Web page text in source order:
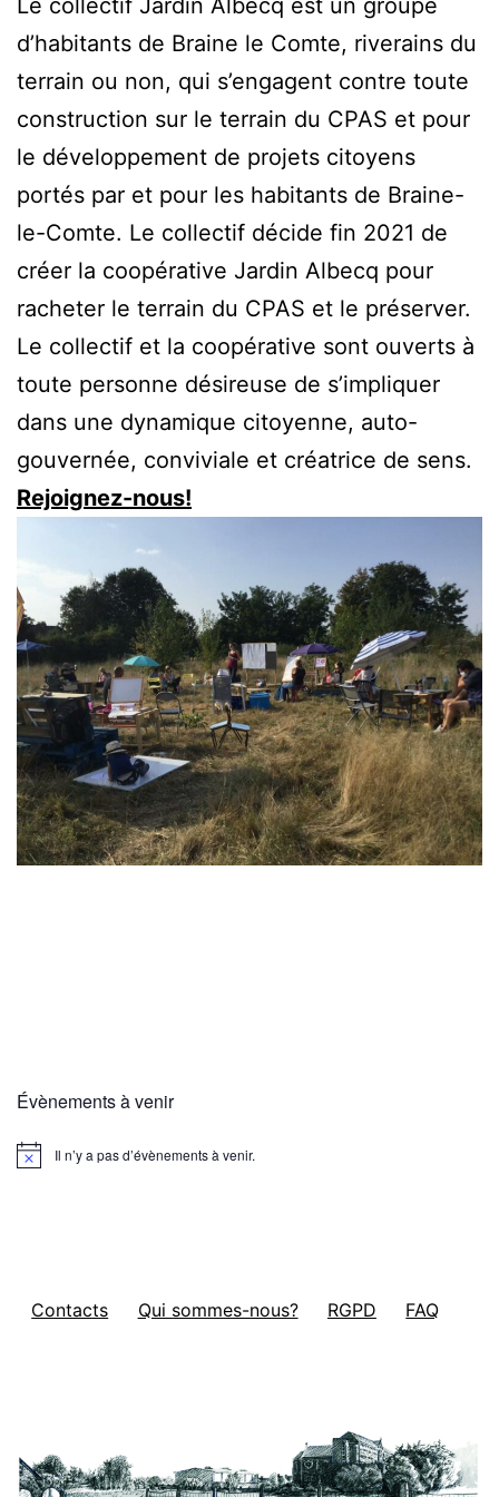
d’habitants de Braine le Comte, riverains du
terrain ou non, qui s’engagent contre toute
construction sur le terrain du CPAS et pour
le développement de projets citoyens
portés par et pour les habitants de Braine-
le-Comte. Le collectif décide fin 2021 de
créer la coopérative Jardin Albecq pour
racheter le terrain du CPAS et le préserver.
Le collectif et la coopérative sont ouverts à
toute personne désireuse de s’impliquer
dans une dynamique citoyenne, auto-
gouvernée, conviviale et créatrice de sens.
Rejoignez-nous!
Évènements à venir
Notice Il n’y a pas d’évènements à venir.
Contacts Qui sommes-nous? RGPD FAQ